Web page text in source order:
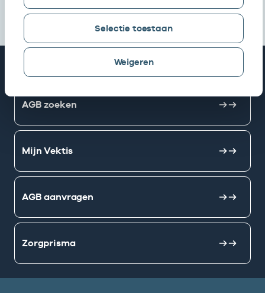
Selectie toestaan
Weigeren
AGB zoeken
Mijn Vektis
AGB aanvragen
Zorgprisma